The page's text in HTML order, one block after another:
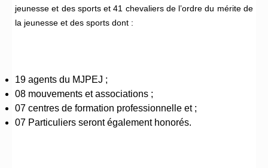
jeunesse et des sports et 41 chevaliers de l’ordre du mérite de
la jeunesse et des sports dont :
19 agents du MJPEJ ;
08 mouvements et associations ;
07 centres de formation professionnelle et ;
07 Particuliers seront également honorés.